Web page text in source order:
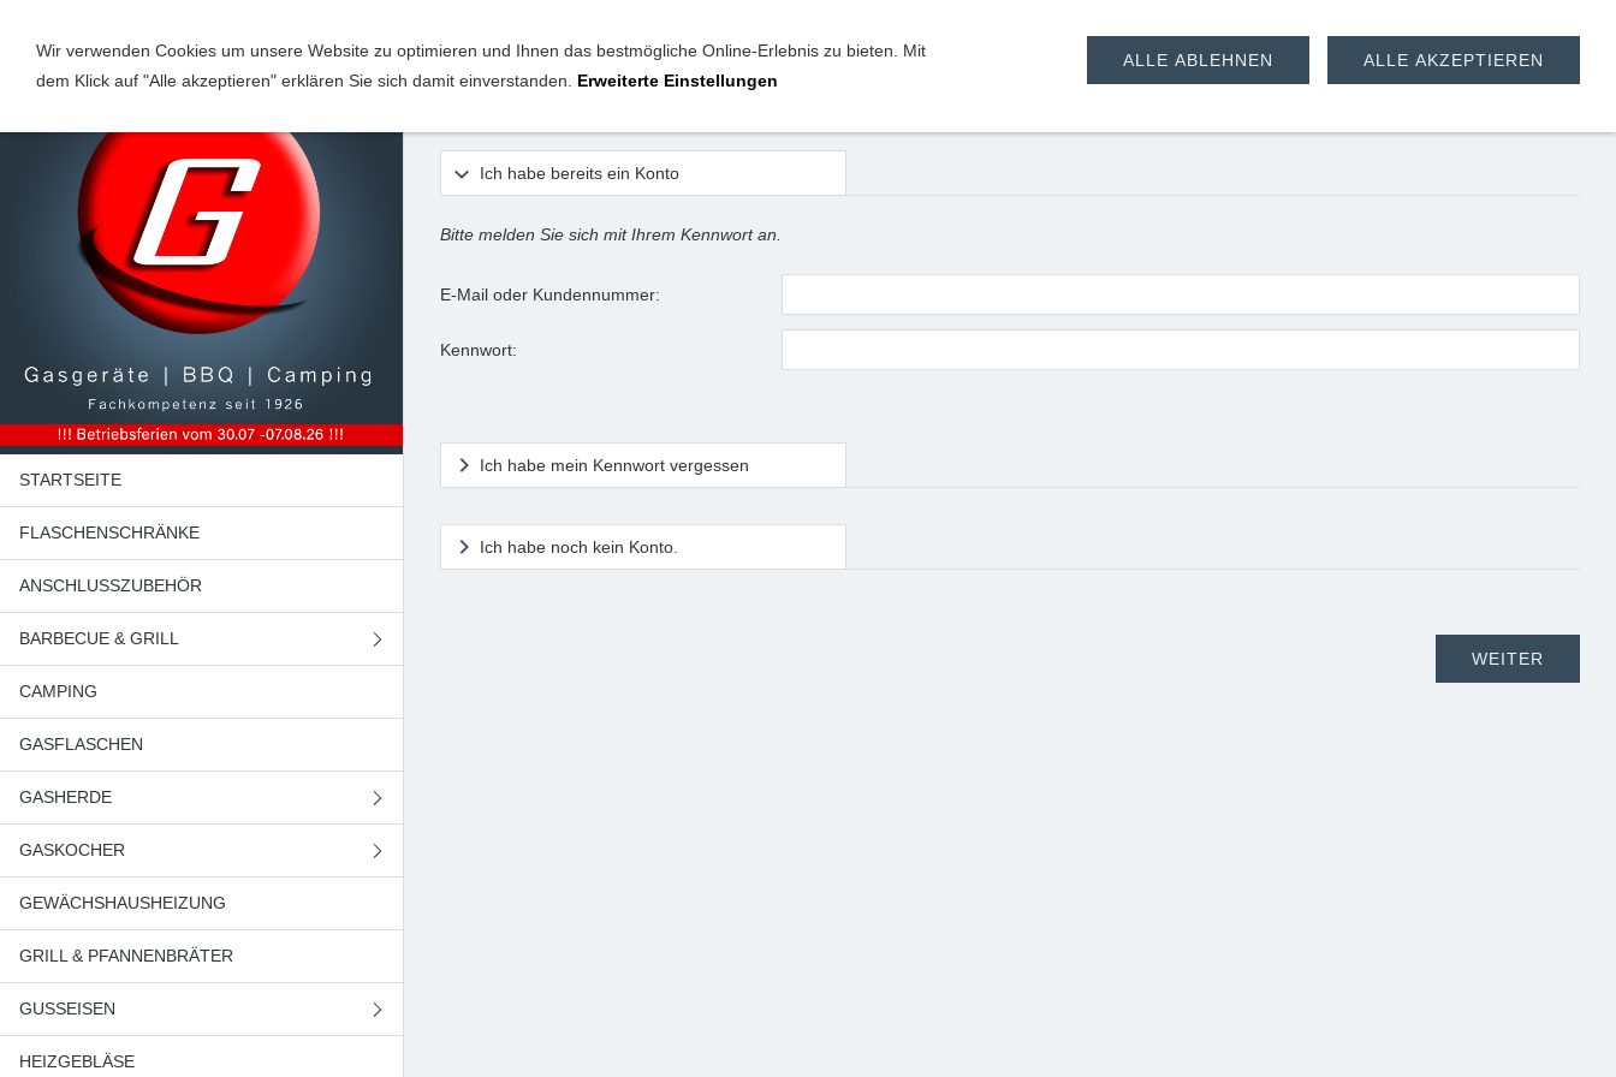
STARTSEITE
FLASCHENSCHRÄNKE
ANSCHLUSSZUBEHÖR
BARBECUE & GRILL
GASGRILL
HOLZKOHLEGRILL
CAMPING
GASFLASCHEN
GASHERDE
GASHERDE (BREITE 50 CM)
GASHERDE (BREITE 55 CM)
GASHERDE (BREITE 60 CM)
GASHERDE (BREITE 90 CM)
GASKOCHER
CAMPINGKOCHER
HAUSHALTSKOCHER
GEWÄCHSHAUSHEIZUNG
GRILL & PFANNENBRÄTER
GUSSEISEN
GRILLPLATTEN
HEIZGEBLÄSE
Anmeldung
Ich habe bereits ein Konto
Bitte melden Sie sich mit Ihrem Kennwort an.
E-Mail oder Kundennummer:
Kennwort:
Ich habe mein Kennwort vergessen
Ich habe noch kein Konto.
Wir verwenden Cookies um unsere Website zu optimieren und Ihnen das bestmögliche Online-Erlebnis zu bieten. Mit
dem Klick auf "Alle akzeptieren" erklären Sie sich damit einverstanden. Erweiterte Einstellungen
ALLE AKZEPTIEREN
ALLE ABLEHNEN